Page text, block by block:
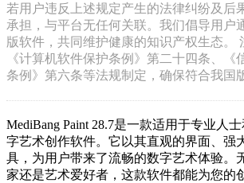
若用户违反上述规定产生的法律纠纷及后
承担，与平台无任何关联。我们倡导用户
版软件，共同维护健康的知识产权生态。
《计算机软件保护条例》第二十四条、《
条例》第六条等法规制定，确保符合我国
MediBang Paint 28.7是一款适用于专业人
字艺术创作软件。它以其直观的界面
具，为用户带来了流畅的数字艺术体验。
家还是艺术爱好者，这款软件都能为您